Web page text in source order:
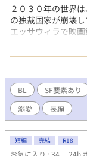
２０３０年の世界
の独裁国家が崩壊
エッサウィラで映
は、毎日映画の仕
とひそかな愛を育
ため、オージュス
たら逮捕されるの
画「クレイジー！
ィラの映画館で上
は、斬新なシャチ映
を進めていた。 い
公開日になった。
る巨大シャチが、
BL SF要素あり
溺愛
長編
短編 完結 R18
お気に入り : 34 24h.